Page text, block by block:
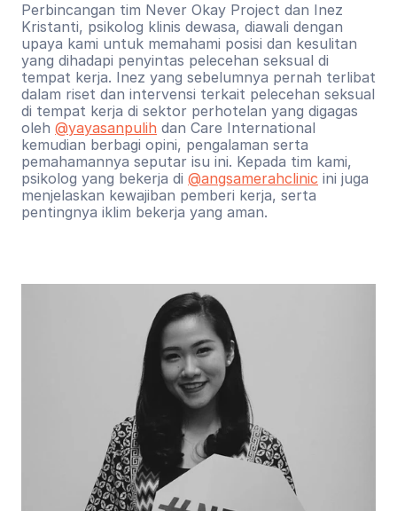
Perbincangan tim Never Okay Project dan Inez
Kristanti, psikolog klinis dewasa, diawali dengan
upaya kami untuk memahami posisi dan kesulitan
yang dihadapi penyintas pelecehan seksual di
tempat kerja. Inez yang sebelumnya pernah terlibat
dalam riset dan intervensi terkait pelecehan seksual
di tempat kerja di sektor perhotelan yang digagas
oleh @yayasanpulih dan Care International
kemudian berbagi opini, pengalaman serta
pemahamannya seputar isu ini. Kepada tim kami,
psikolog yang bekerja di @angsamerahclinic ini juga
menjelaskan kewajiban pemberi kerja, serta
pentingnya iklim bekerja yang aman.